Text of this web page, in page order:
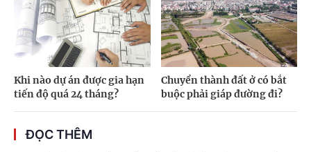
Khi nào dự án được gia hạn
tiến độ quá 24 tháng?
Chuyển thành đất ở có bắt
buộc phải giáp đường đi?
ĐỌC THÊM